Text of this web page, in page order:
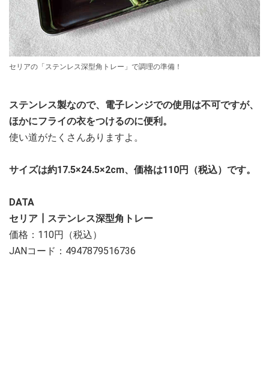
セリアの「ステンレス深型角トレー」で調理の準備！
ステンレス製なので、電子レンジでの使用は不可ですが、
ほかにフライの衣をつけるのに便利。
使い道がたくさんありますよ。
サイズは約17.5×24.5×2cm、価格は110円（税込）です。
DATA
セリア┃ステンレス深型角トレー
価格：110円（税込）
JANコード：4947879516736